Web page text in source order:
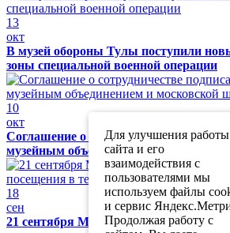
13
окт
В музей обороны Тулы поступили
зоны специальной военной операции
10
окт
Соглашение о сотрудничестве
музейным объединением и
18
сен
21 сентября Музей обороны Тулы
Для улучшения работы
сайта и его
взаимодействия с
пользователями мы
используем файлы
и сервис
Продолжая работу с